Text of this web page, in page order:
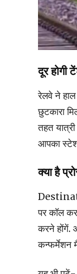
दूर
रेलवे ने
छुटकारा
तहत
आपका
क्या है
पर कॉल
करने होंगें.
कन्फर्मेशन